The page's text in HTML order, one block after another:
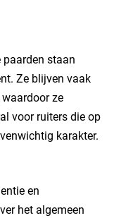
paarden staan
Ze blijven vaak
ze
voor ruiters die op
karakter.
en
het algemeen